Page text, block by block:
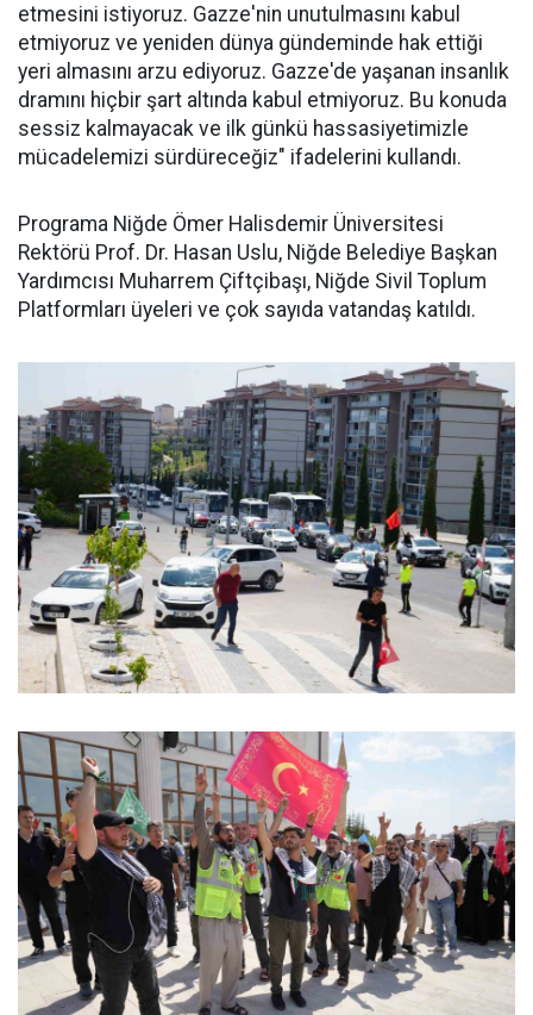
etmesini istiyoruz. Gazze'nin unutulmasını kabul
etmiyoruz ve yeniden dünya gündeminde hak ettiği
yeri almasını arzu ediyoruz. Gazze'de yaşanan insanlık
dramını hiçbir şart altında kabul etmiyoruz. Bu konuda
sessiz kalmayacak ve ilk günkü hassasiyetimizle
mücadelemizi sürdüreceğiz" ifadelerini kullandı.
Programa Niğde Ömer Halisdemir Üniversitesi
Rektörü Prof. Dr. Hasan Uslu, Niğde Belediye Başkan
Yardımcısı Muharrem Çiftçibaşı, Niğde Sivil Toplum
Platformları üyeleri ve çok sayıda vatandaş katıldı.